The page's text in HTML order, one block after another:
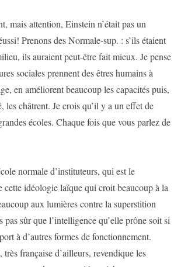
mais attention, Einstein n’était pas un
Prenons des Normale-sup. : s’ils étaient
ils auraient peut-être fait mieux. Je pense
sociales prennent des êtres humains à
en améliorent beaucoup les capacités puis,
les châtrent. Je crois qu’il y a un effet de
écoles. Chaque fois que vous parlez de
normale d’instituteurs, qui est le
cette idéologie laïque qui croit beaucoup à la
aux lumières contre la superstition
pas sûr que l’intelligence qu’elle prône soit si
à d’autres formes de fonctionnement.
très française d’ailleurs, revendique les